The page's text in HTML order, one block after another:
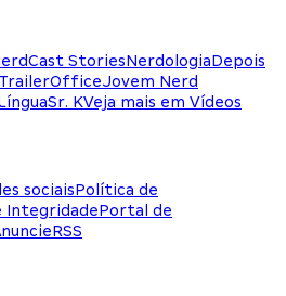
StoriesNerdologiaDepois
TrailerOfficeJovem Nerd
Sr. KVeja mais em Vídeos
sociaisPolítica de
IntegridadePortal de
RSS